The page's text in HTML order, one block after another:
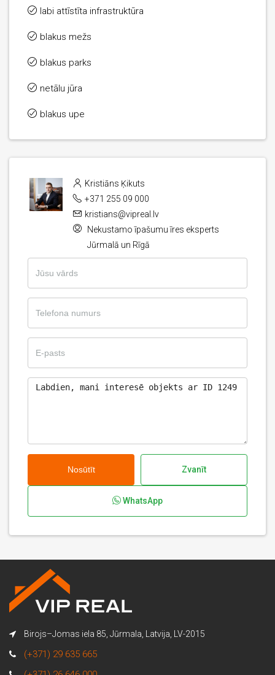
labi attīstīta infrastruktūra
blakus mežs
blakus parks
netālu jūra
blakus upe
Kristiāns Ķikuts
+371 255 09 000
kristians@vipreal.lv
Nekustamo īpašumu īres eksperts
Jūrmalā un Rīgā
Nosūtīt Zvanīt
WhatsApp
Birojs–Jomas iela 85, Jūrmala, Latvija, LV-2015
(+371) 29 635 665